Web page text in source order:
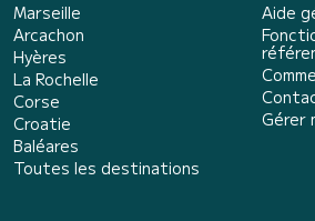
Marseille
Arcachon
Hyères
La Rochelle
Corse
Croatie
Baléares
Toutes les destinations
Aide
Gérer